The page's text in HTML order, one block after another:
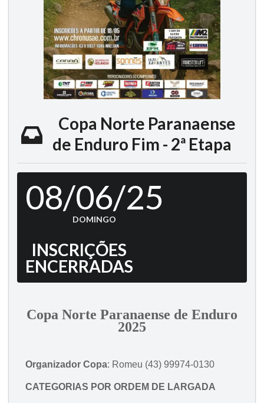
Copa Norte Paranaense
de Enduro Fim - 2ª Etapa
08/06/25
DOMINGO
INSCRIÇÕES
ENCERRADAS
Copa Norte Paranaense de Enduro
2025
Organizador Copa: Romeu (43) 99974-0130
CATEGORIAS POR ORDEM DE LARGADA